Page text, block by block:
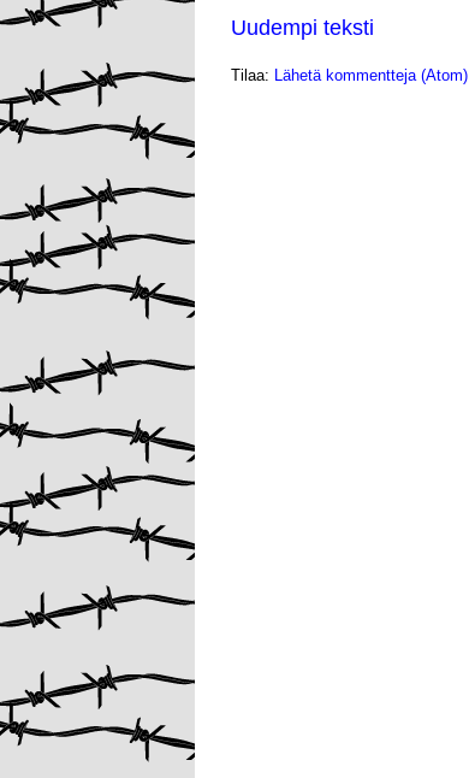
Uudempi teksti
Tilaa: Lähetä kommentteja (Atom)